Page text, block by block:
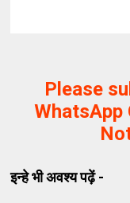
Please
WhatsApp
इन्हे भी अवश्य पढ़ें -